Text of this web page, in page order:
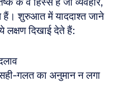
हैं। शुरुआत में याददाश्त जाने
लक्षण दिखाई देते हैं:
गलत का अनुमान न लगा